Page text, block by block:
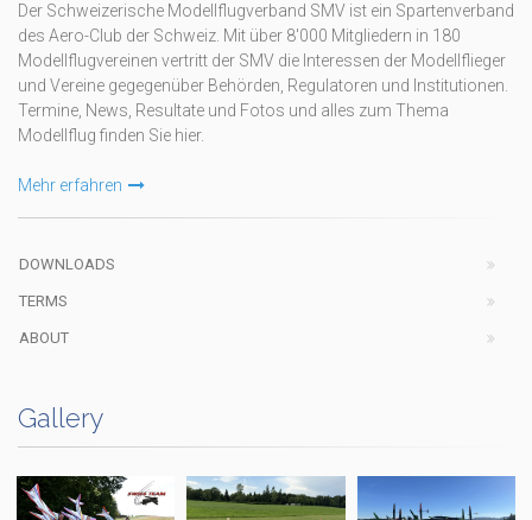
Der Schweizerische Modellflugverband SMV ist ein Spartenverband
des Aero-Club der Schweiz. Mit über 8'000 Mitgliedern in 180
Modellflugvereinen vertritt der SMV die Interessen der Modellflieger
und Vereine gegegenüber Behörden, Regulatoren und Institutionen.
Termine, News, Resultate und Fotos und alles zum Thema
Modellflug finden Sie hier.
Mehr erfahren
DOWNLOADS
TERMS
ABOUT
Gallery